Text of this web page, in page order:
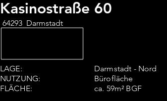
Kasinostraße 60
64293 Darmstadt
LAGE:
NUTZUNG:
FLÄCHE:
Darmstadt - Nord
Bürofläche
ca. 59m² BGF